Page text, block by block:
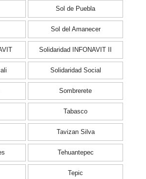
Sol de Puebla
Sol del Amanecer
Solidaridad INFONAVIT II
Solidaridad Social
Sombrerete
Tabasco
Tavizan Silva
Tehuantepec
Tepic